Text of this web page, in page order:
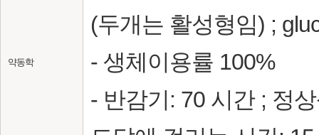
약동학
(두개는 활성형임) ;
- 생체이용률 100%
- 반감기: 70 시간 ; 정